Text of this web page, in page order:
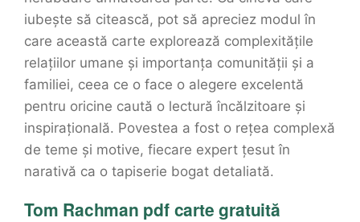
iubește să citească, pot să apreciez modul în
care această carte explorează complexitățile
relațiilor umane și importanța comunității și a
familiei, ceea ce o face o alegere excelentă
pentru oricine caută o lectură încălzitoare și
inspirațională. Povestea a fost o rețea complexă
de teme și motive, fiecare expert țesut în
narativă ca o tapiserie bogat detaliată.
Tom Rachman pdf carte gratuită